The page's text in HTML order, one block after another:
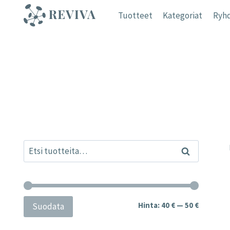
sisältöön
Tuotteet Kategoriat
Etsi: Haku
Suodata Hinta: 40 €— 50 €